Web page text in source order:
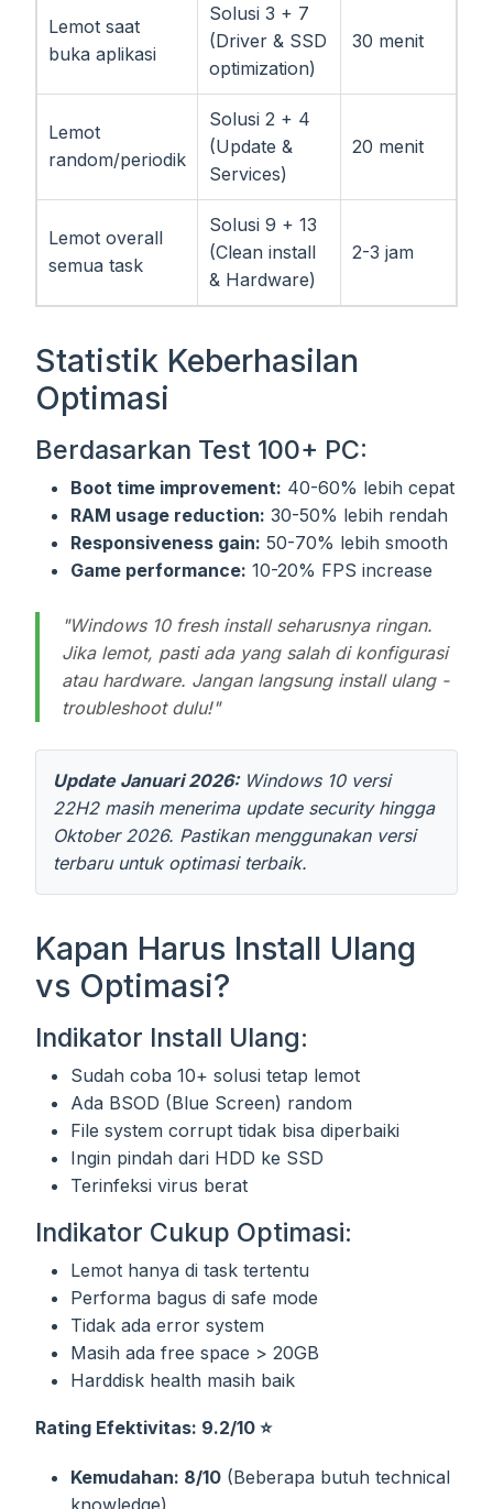
Lemot saat
buka aplikasi
Solusi 3 + 7
(Driver & SSD
optimization)
30 menit
Lemot
random/periodik
Solusi 2 + 4
(Update &
Services)
20 menit
Lemot overall
semua task
Solusi 9 + 13
(Clean install
& Hardware)
2-3 jam
Statistik Keberhasilan
Optimasi
Berdasarkan Test 100+ PC:
Boot time improvement: 40-60% lebih cepat
RAM usage reduction: 30-50% lebih rendah
Responsiveness gain: 50-70% lebih smooth
Game performance: 10-20% FPS increase
"Windows 10 fresh install seharusnya ringan.
Jika lemot, pasti ada yang salah di konfigurasi
atau hardware. Jangan langsung install ulang -
troubleshoot dulu!"
Update Januari 2026:Windows 10 versi
22H2 masih menerima update security hingga
Oktober 2026. Pastikan menggunakan versi
terbaru untuk optimasi terbaik.
Kapan Harus Install Ulang
vs Optimasi?
Indikator Install Ulang:
Sudah coba 10+ solusi tetap lemot
Ada BSOD (Blue Screen) random
File system corrupt tidak bisa diperbaiki
Ingin pindah dari HDD ke SSD
Terinfeksi virus berat
Indikator Cukup Optimasi:
Lemot hanya di task tertentu
Performa bagus di safe mode
Tidak ada error system
Masih ada free space > 20GB
Harddisk health masih baik
Rating Efektivitas: 9.2/10 ⭐
Kemudahan: 8/10 (Beberapa butuh technical
knowledge)